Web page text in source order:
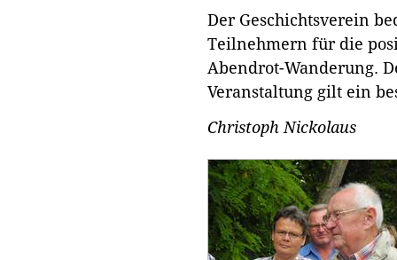
Der Geschichtsverein
Teilnehmern für die
Abendrot-Wanderung.
Veranstaltung gilt ein
Christoph Nickolaus